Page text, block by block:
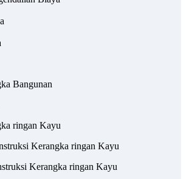
Bangunan
ringan Kayu
Kerangka ringan Kayu
Kerangka ringan Kayu